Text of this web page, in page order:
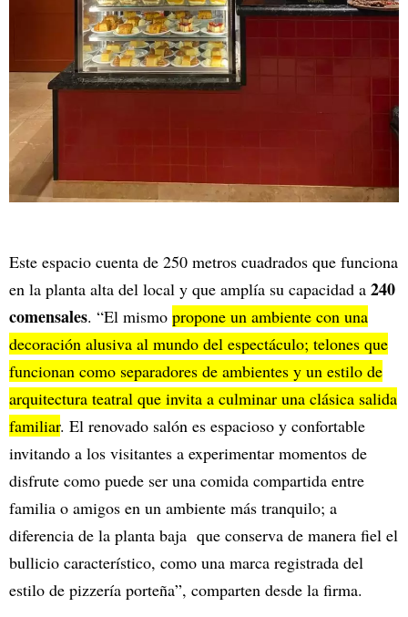
Este espacio cuenta de 250 metros cuadrados que funciona
en la planta alta del local y que amplía su capacidad a 240
comensales. “El mismo propone un ambiente con una
decoración alusiva al mundo del espectáculo; telones que
funcionan como separadores de ambientes y un estilo de
arquitectura teatral que invita a culminar una clásica salida
familiar. El renovado salón es espacioso y confortable
invitando a los visitantes a experimentar momentos de
disfrute como puede ser una comida compartida entre
familia o amigos en un ambiente más tranquilo; a
diferencia de la planta baja que conserva de manera fiel el
bullicio característico, como una marca registrada del
estilo de pizzería porteña”, comparten desde la firma.